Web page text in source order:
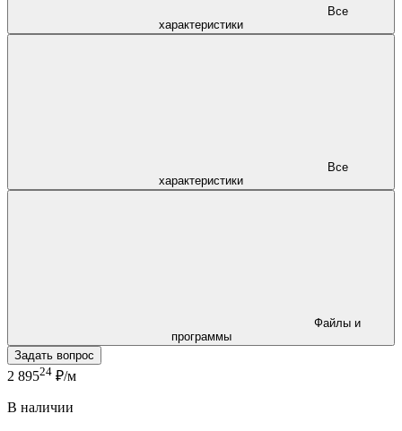
характеристики
характеристики
программы
Задать вопрос
2 89524 ₽/м
В наличии